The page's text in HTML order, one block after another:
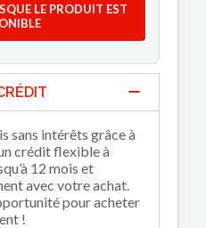
LE PRODUIT EST
sans intérêts grâce à
crédit flexible à
12 mois et
avec votre achat.
pour acheter
!